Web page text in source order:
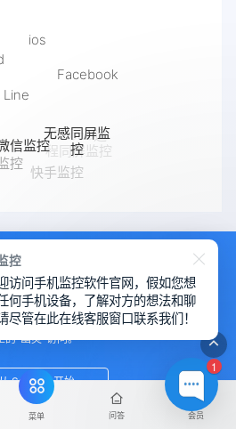
历史记录恢复
iPhone远
程同屏监控
快手监控
控
信监控
Line
掌控对方的一举一动
设备任何配合，后台进程完美隐身，实现真
的“幽灵”访问。
SpyCall 开始
菜单 问答 会员
1
控
访问手机监控软件官网，假如您想
何手机设备，了解对方的想法和聊
尽管在此在线客服窗口联系我们！